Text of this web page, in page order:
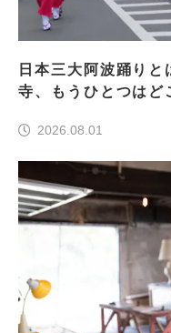
日本三大阿波踊りと
寺、もうひとつはど
2026.08.01